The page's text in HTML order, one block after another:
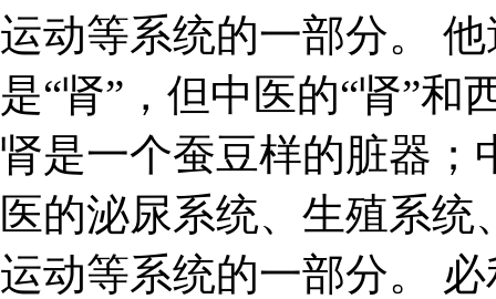
运动等系统的一部分。
是“肾”，但中医的“肾”和
肾是一个蚕豆样的脏器；
医的泌尿系统、生殖系
运动等系统的一部分。